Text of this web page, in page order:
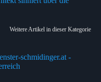
Weitere Artikel in dieser Kategorie
schmidinger.at -